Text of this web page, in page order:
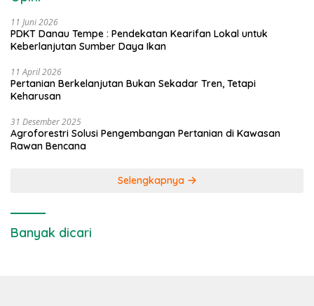
11 Juni 2026
PDKT Danau Tempe : Pendekatan Kearifan Lokal untuk
Keberlanjutan Sumber Daya Ikan
11 April 2026
Pertanian Berkelanjutan Bukan Sekadar Tren, Tetapi
Keharusan
31 Desember 2025
Agroforestri Solusi Pengembangan Pertanian di Kawasan
Rawan Bencana
Selengkapnya
Banyak dicari